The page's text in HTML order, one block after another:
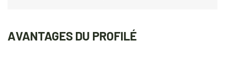
AVANTAGES DU PROFILÉ